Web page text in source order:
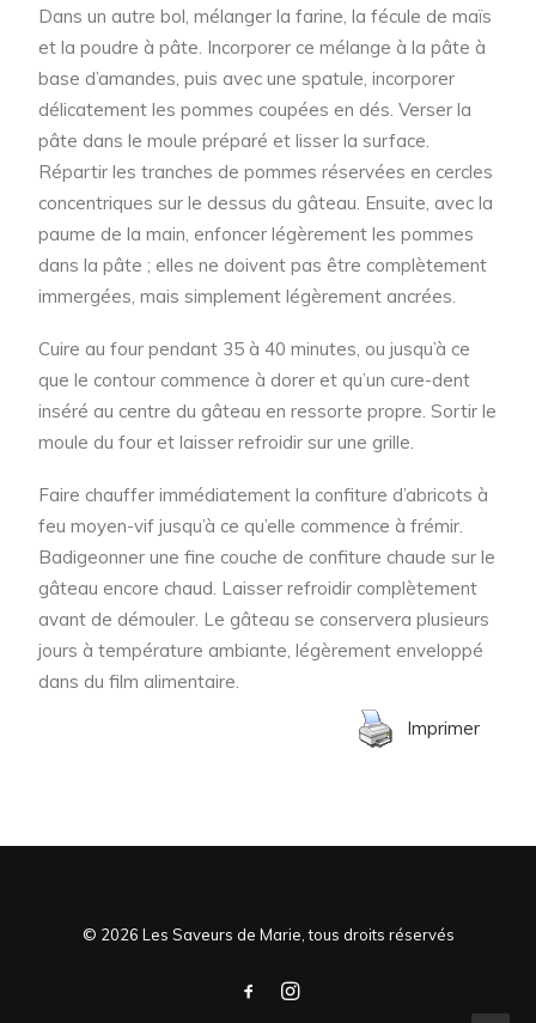
Dans un autre bol, mélanger la farine, la fécule de maïs
et la poudre à pâte. Incorporer ce mélange à la pâte à
base d’amandes, puis avec une spatule, incorporer
délicatement les pommes coupées en dés. Verser la
pâte dans le moule préparé et lisser la surface.
Répartir les tranches de pommes réservées en cercles
concentriques sur le dessus du gâteau. Ensuite, avec la
paume de la main, enfoncer légèrement les pommes
dans la pâte ; elles ne doivent pas être complètement
immergées, mais simplement légèrement ancrées.
Cuire au four pendant 35 à 40 minutes, ou jusqu’à ce
que le contour commence à dorer et qu’un cure-dent
inséré au centre du gâteau en ressorte propre. Sortir le
moule du four et laisser refroidir sur une grille.
Faire chauffer immédiatement la confiture d’abricots à
feu moyen-vif jusqu’à ce qu’elle commence à frémir.
Badigeonner une fine couche de confiture chaude sur le
gâteau encore chaud. Laisser refroidir complètement
avant de démouler. Le gâteau se conservera plusieurs
jours à température ambiante, légèrement enveloppé
dans du film alimentaire.
Imprimer
© 2026 Les Saveurs de Marie, tous droits réservés